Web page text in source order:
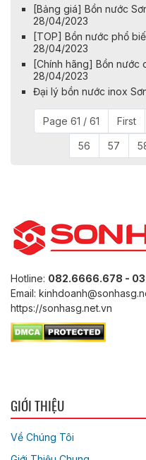
[Bảng giá] Bồn nước
28/04/2023
[TOP] Bồn nước phổ
28/04/2023
[Chính hãng] Bồn
28/04/2023
Đại lý bồn nước inox
Page 61 / 61 First
56 57
Hotline: 082.6666.678 -
Email:
https://sonhasg.net.vn
GIỚI THIỆU
Về Chúng Tôi